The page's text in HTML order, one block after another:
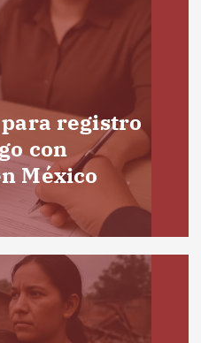
registro
con
México